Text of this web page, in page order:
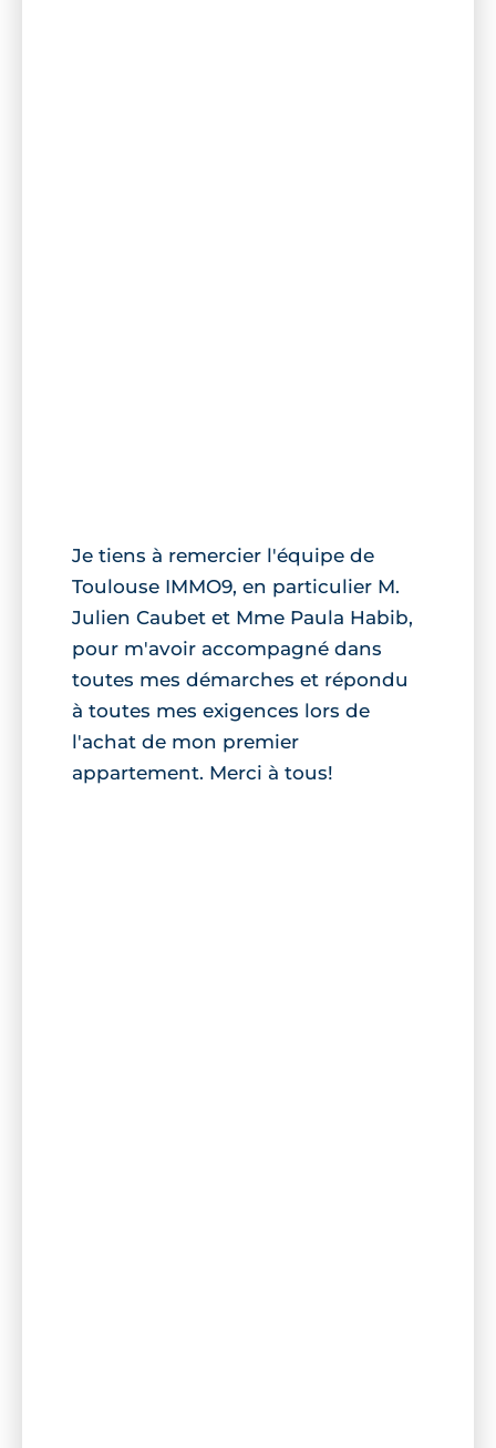
Je tiens à remercier l'équipe de
Toulouse IMMO9, en particulier M.
Julien Caubet et Mme Paula Habib,
pour m'avoir accompagné dans
toutes mes démarches et répondu
à toutes mes exigences lors de
l'achat de mon premier
appartement. Merci à tous!